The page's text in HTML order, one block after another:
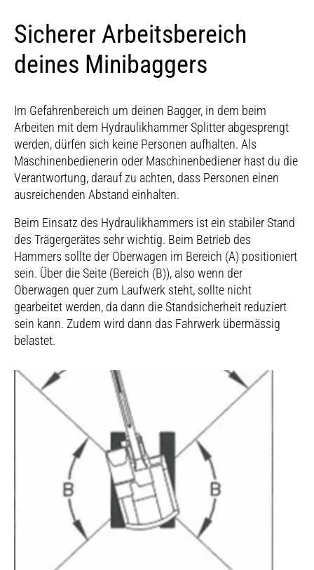
Eindringen ins Material. Er wird bei folgenden Einsätzen
verwendet:
Mehrzweck-Einsätze (verschiedene Materialarten, z.
Material)
Allgemeine Abbrucharbeiten
Beton
Grabenbau
• Grundgestein
• Grabenbau
• Betrieb an Böschungen
Bei Hydraulikhämmern ab 1 t Hammergewicht (erfordert
ein Trägermaschinengewicht von ca. 15 t) kommt häufig
der Flachmeissel zum Einsatz. Er erlaubt dank der
längeren Schneide ein zügigeres Eindringen ins Material,
als es mit dem Spitz- oder Pyramidenmeissel der Fall ist,
die beide nur an einem Punkt – eben der Spitze –
Sekundärabbruch und Knäppern von z.B.
gesprengten Felsbrocken
Sicherer Arbeitsbereich
deines Minibaggers
Im Gefahrenbereich um deinen Bagger, in dem beim
Arbeiten mit dem Hydraulikhammer Splitter abgesprengt
werden, dürfen sich keine Personen aufhalten. Als
Maschinenbedienerin oder Maschinenbediener hast du die
Verantwortung, darauf zu achten, dass Personen einen
ausreichenden Abstand einhalten.
Beim Einsatz des Hydraulikhammers ist ein stabiler Stand
des Trägergerätes sehr wichtig. Beim Betrieb des
Hammers sollte der Oberwagen im Bereich (A) positioniert
sein. Über die Seite (Bereich (B)), also wenn der
Oberwagen quer zum Laufwerk steht, sollte nicht
gearbeitet werden, da dann die Standsicherheit reduziert
sein kann. Zudem wird dann das Fahrwerk übermässig
belastet.